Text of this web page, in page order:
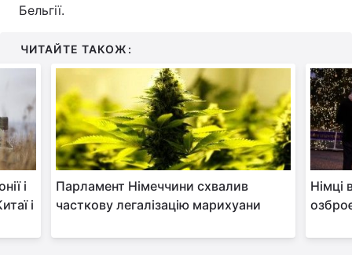
Бельгії.
ЧИТАЙТЕ ТАКОЖ:
і
і
Парламент Німеччини схвалив
часткову легалізацію марихуани
Німці